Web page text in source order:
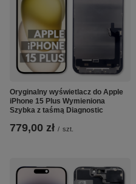
Oryginalny wyświetlacz do Apple
iPhone 15 Plus Wymieniona
Szybka z taśmą Diagnostic
779,00 zł / szt.